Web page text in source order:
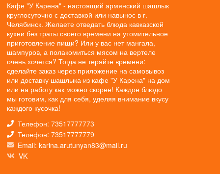
Кафе "У Карена" - настоящий армянский шашлык
круглосуточно с доставкой или навынос в г.
Челябинск. Желаете отведать блюда кавказской
кухни без траты своего времени на утомительное
приготовление пищи? Или у вас нет мангала,
шампуров, а полакомиться мясом на вертеле
очень хочется? Тогда не теряйте времени:
сделайте заказ через приложение на самовывоз
или доставку шашлыка из кафе "У Карена" на дом
или на работу как можно скорее! Каждое блюдо
мы готовим, как для себя, уделяя внимание вкусу
каждого кусочка!
Телефон: 73517777773
Телефон: 73517777779
Email: karina.arutunyan83@mail.ru
VK